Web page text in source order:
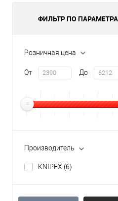
ФИЛЬТР ПО
Розничная цена
От До
Производитель
KNIPEX (6)